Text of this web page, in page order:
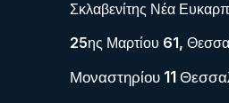
Σκλαβενίτης Νέα
25ης Μαρτίου 61,
Μοναστηρίου 11